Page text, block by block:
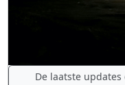
De laatste